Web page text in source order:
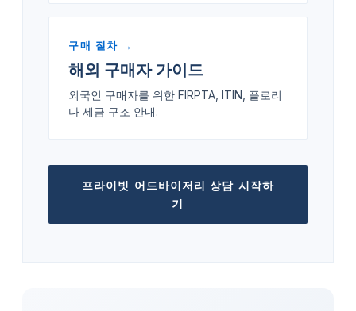
구매 절차 →
해외 구매자 가이드
외국인 구매자를 위한 FIRPTA, ITIN, 플로리
다 세금 구조 안내.
프라이빗 어드바이저리 상담 시작하
기